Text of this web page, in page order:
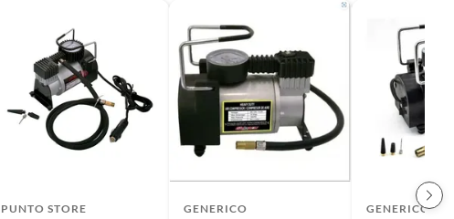
PUNTO STORE GENERICO GENERICO